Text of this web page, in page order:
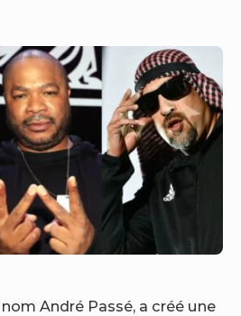
nom André Passé, a créé une